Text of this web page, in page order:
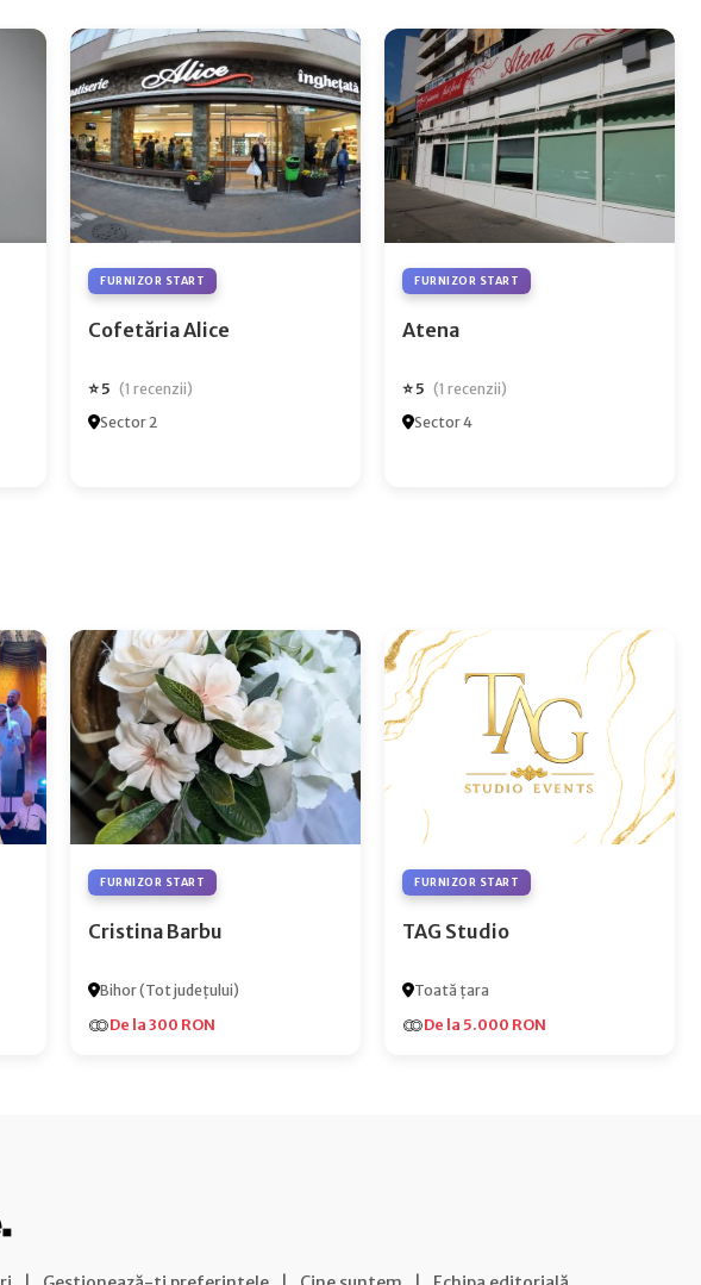
FURNIZOR START
Cofetăria Alice
⭐ 5 (1 recenzii)
Sector 2
FURNIZOR START
Atena
⭐ 5 (1 recenzii)
Sector 4
FURNIZOR START
Cristina Barbu
Bihor (Tot județului)
De la 300 RON
FURNIZOR START
TAG Studio
Toată țara
De la 5.000 RON